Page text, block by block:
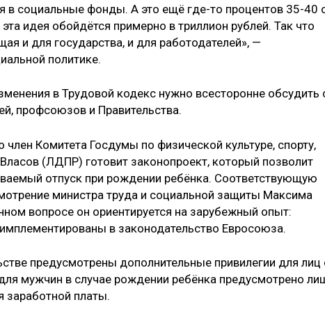
в социальные фонды. А это ещё где-то процентов 35-40
идея обойдётся примерно в триллион рублей. Так что
и для государства, и для работодателей», —
политике.
в Трудовой кодекс нужно всесторонне обсудить
профсоюзов и Правительства.
член Комитета Госдумы по физической культуре, спорту,
(ЛДПР) готовит законопроект, который позволит
отпуск при рождении ребёнка. Соответствующую
министра труда и социальной защиты Максима
вопросе он ориентируется на зарубежный опыт:
в законодательство Евросоюза.
предусмотрены дополнительные привилегии для лиц
мужчин в случае рождении ребёнка предусмотрено
заработной платы.